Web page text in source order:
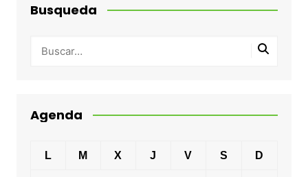
Busqueda
Agenda
L M X J V S D